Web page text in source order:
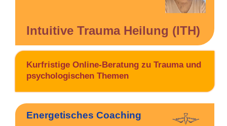
Intuitive Trauma Heilung (ITH)
Kurfristige Online-Beratung zu Trauma und
psychologischen Themen
Energetisches Coaching